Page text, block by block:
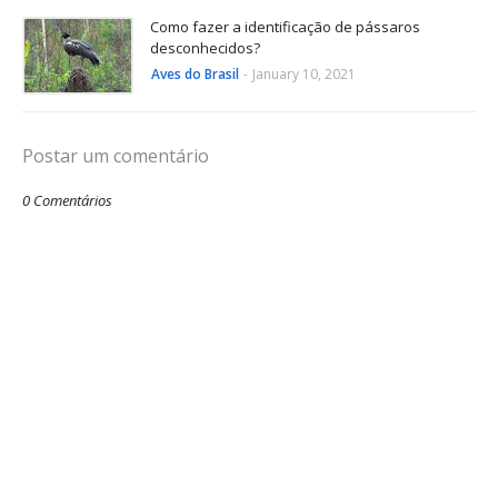
Como fazer a identificação de pássaros
desconhecidos?
Aves do Brasil - January 10, 2021
Postar um comentário
0 Comentários